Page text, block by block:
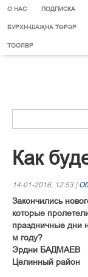
О НАС ПОДПИСКА
БУРХН-ШАҖНА ТӨРӘР
ТООЛВР
Как
14-01-2016, 12:53 |
Закончились
которые
праздничные дни
м году?
Эрдни БАДМАЕВ
Целинный район